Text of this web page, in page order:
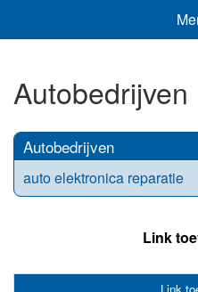
Autobedrijven
Autobedrijven
auto elektronica reparatie
Link
Link